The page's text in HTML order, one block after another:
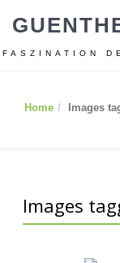
FASZINATION
Home Images
Images